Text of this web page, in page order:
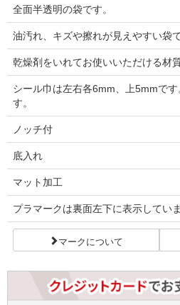
全面半透明の袋です。
油汚れ、キズや擦れが見えやすい袋で
乾燥剤をいれてお使いいただける材質
シール巾は左右各6mm、上5mmで
す。
ノッチ付
底入れ
マット加工
プラマークは裏面左下に表示していま
マークについて